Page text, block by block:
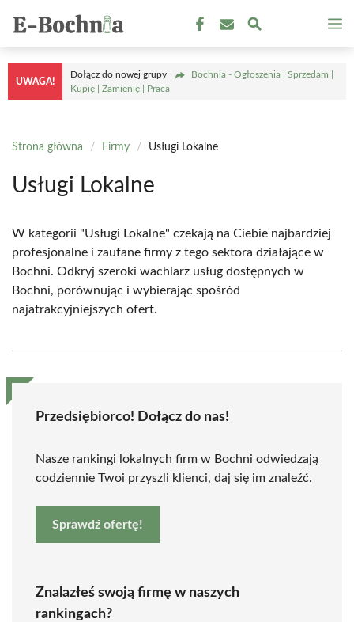
treści
UWAGA!
Dołącz do nowej grupy
Bochnia - Ogłoszenia | Sprzedam |
Kupię | Zamienię | Praca
Strona główna / Firmy / Usługi Lokalne
Usługi Lokalne
W kategorii "Usługi Lokalne" czekają na Ciebie najbardziej
profesjonalne i zaufane firmy z tego sektora działające w
Bochni. Odkryj szeroki wachlarz usług dostępnych w
Bochni, porównując i wybierając spośród
najatrakcyjniejszych ofert.
Przedsiębiorco! Dołącz do nas!
Nasze rankingi lokalnych firm w Bochni odwiedzają
codziennie Twoi przyszli klienci, daj się im znaleźć.
Sprawdź ofertę!
Znalazłeś swoją firmę w naszych
rankingach?